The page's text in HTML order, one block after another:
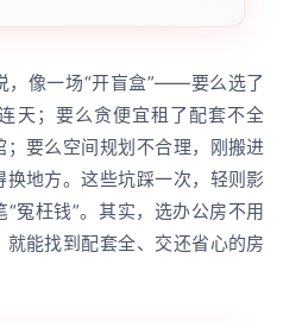
，像一场“开盲盒”——要么选了
天；要么贪便宜租了配套不全
要么空间规划不合理，刚搬进
地方。这些坑踩一次，轻则影
冤枉钱”。其实，选办公房不用
能找到配套全、交还省心的房